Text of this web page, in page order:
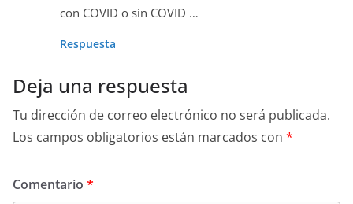
con COVID o sin COVID …
Respuesta
Deja una respuesta
Tu dirección de correo electrónico no será publicada.
Los campos obligatorios están marcados con *
Comentario *